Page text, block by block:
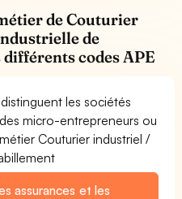
de Couturier
de
codes APE
les sociétés
micro-entrepreneurs ou
Couturier industriel /
assurances et les